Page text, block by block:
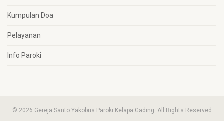
Kumpulan Doa
Pelayanan
Info Paroki
© 2026 Gereja Santo Yakobus Paroki Kelapa Gading. All Rights Reserved